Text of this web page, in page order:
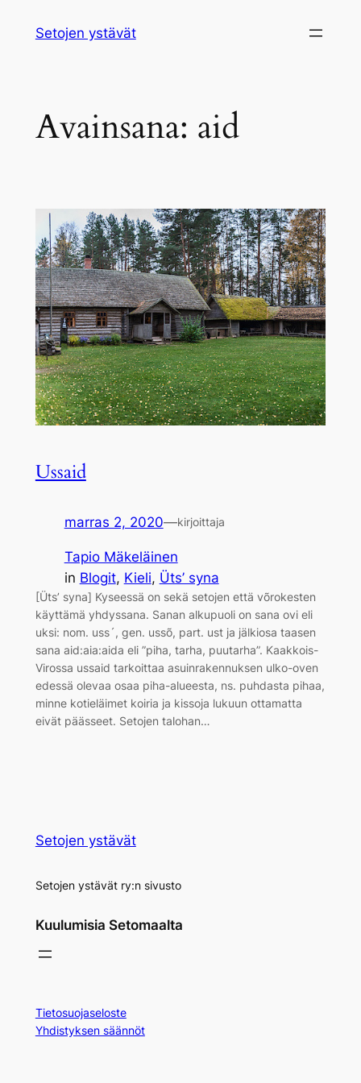
sisältöön
Setojen ystävät
Avainsana: aid
Ussaid
marras 2, 2020—kirjoittaja
Tapio Mäkeläinen
in Blogit, Kieli, Üts’ syna
[Üts’ syna] Kyseessä on sekä setojen että võrokesten
käyttämä yhdyssana. Sanan alkupuoli on sana ovi eli
uksi: nom. uss´, gen. ussõ, part. ust ja jälkiosa taasen
sana aid:aia:aida eli ”piha, tarha, puutarha”. Kaakkois-
Virossa ussaid tarkoittaa asuinrakennuksen ulko-oven
edessä olevaa osaa piha-alueesta, ns. puhdasta pihaa,
minne kotieläimet koiria ja kissoja lukuun ottamatta
eivät päässeet. Setojen talohan…
Setojen ystävät
Setojen ystävät ry:n sivusto
Kuulumisia Setomaalta
Tietosuojaseloste
Yhdistyksen säännöt